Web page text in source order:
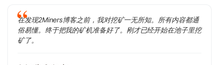
在发现2Miners博客之前，我对挖矿一无所知。所有内容都通
俗易懂。终于把我的矿机准备好了。刚才已经开始在池子里挖
矿了。